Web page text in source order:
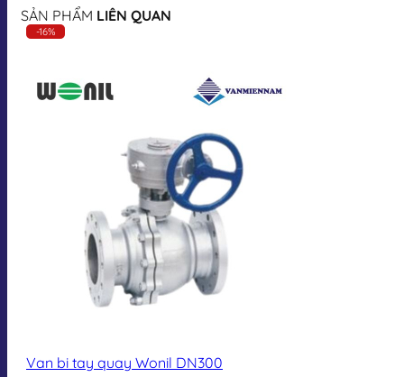
SẢN PHẨM LIÊN QUAN
-16%
Van bi tay quay Wonil DN300